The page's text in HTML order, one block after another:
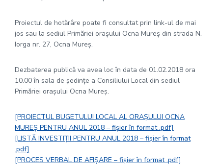
Proiectul de hotărâre poate fi consultat prin link-ul de mai
jos sau la sediul Primăriei orașului Ocna Mureș din strada N.
Iorga nr. 27, Ocna Mureș.
Dezbaterea publică va avea loc în data de 01.02.2018 ora
10.00 în sala de ședințe a Consiliului Local din sediul
Primăriei orașului Ocna Mureș.
[PROIECTUL BUGETULUI LOCAL AL ORAȘULUI OCNA
MUREȘ PENTRU ANUL 2018 – fișier în format .pdf]
[LISTĂ INVESTIȚII PENTRU ANUL 2018 – fișier în format
.pdf]
[PROCES VERBAL DE AFIȘARE – fișier în format .pdf]